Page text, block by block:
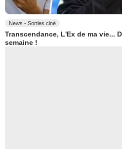
News - Sorties ciné
Transcendance, L'Ex de ma vie...
semaine !